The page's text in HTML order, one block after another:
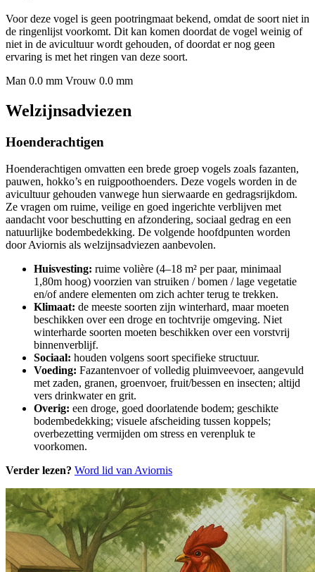
Voor deze vogel is geen pootringmaat bekend, omdat de soort niet in
de ringenlijst voorkomt. Dit kan komen doordat de vogel weinig of
niet in de avicultuur wordt gehouden, of doordat er nog geen
ervaring is met het ringen van deze soort.
Man 0.0 mm Vrouw 0.0 mm
Welzijnsadviezen
Hoenderachtigen
Hoenderachtigen omvatten een brede groep vogels zoals fazanten,
pauwen, hokko’s en ruigpoothoenders. Deze vogels worden in de
avicultuur gehouden vanwege hun sierwaarde en gedragsrijkdom.
Ze vragen om ruime, veilige en goed ingerichte verblijven met
aandacht voor beschutting en afzondering, sociaal gedrag en een
natuurlijke bodembedekking. De volgende hoofdpunten worden
door Aviornis als welzijnsadviezen aanbevolen.
Huisvesting: ruime volière (4–18 m² per paar, minimaal
1,80m hoog) voorzien van struiken / bomen / lage vegetatie
en/of andere elementen om zich achter terug te trekken.
Klimaat: de meeste soorten zijn winterhard, maar moeten
beschikken over een droge en tochtvrije omgeving. Niet
winterharde soorten moeten beschikken over een vorstvrij
binnenverblijf.
Sociaal: houden volgens soort specifieke structuur.
Voeding: Fazantenvoer of volledig pluimveevoer, aangevuld
met zaden, granen, groenvoer, fruit/bessen en insecten; altijd
vers drinkwater en grit.
Overig: een droge, goed doorlatende bodem; geschikte
bodembedekking; visuele afscheiding tussen koppels;
overbezetting vermijden om stress en verenpluk te
voorkomen.
Verder lezen? Word lid van Aviornis